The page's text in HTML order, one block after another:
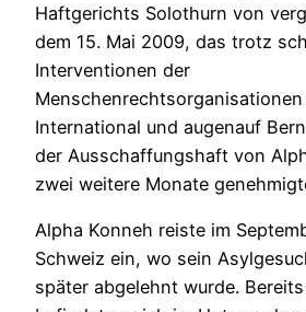
Haftgerichts Solothurn von
dem 15. Mai 2009, das trotz
Interventionen der
International und augenauf
der Ausschaffungshaft von
zwei weitere Monate
Alpha Konneh reiste im
Schweiz ein, wo sein
später abgelehnt wurde.